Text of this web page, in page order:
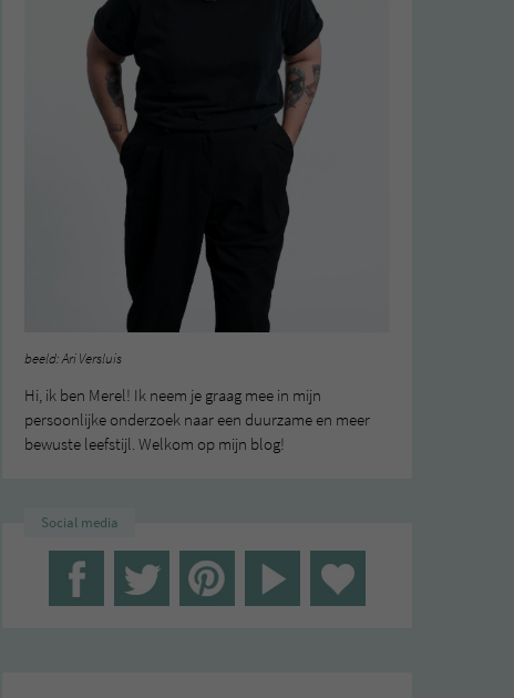
beeld: Ari Versluis
Hi, ik ben Merel! Ik neem je graag mee in mijn
persoonlijke onderzoek naar een duurzame en meer
bewuste leefstijl. Welkom op mijn blog!
Social media